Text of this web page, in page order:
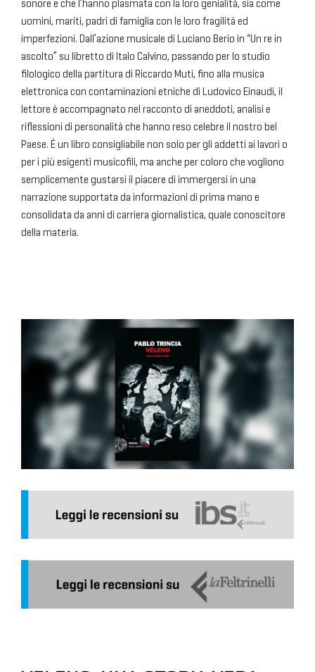
sonore e che l’hanno plasmata con la loro genialità, sia come
uomini, mariti, padri di famiglia con le loro fragilità ed
imperfezioni. Dall’azione musicale di Luciano Berio in “Un re in
ascolto” su libretto di Italo Calvino, passando per lo studio
filologico della partitura di Riccardo Muti, fino alla musica
elettronica con contaminazioni etniche di Ludovico Einaudi, il
lettore è accompagnato nel racconto di aneddoti, analisi e
riflessioni di personalità che hanno reso celebre il nostro bel
Paese. È un libro consigliabile non solo per gli addetti ai lavori o
per i più esigenti musicofili, ma anche per coloro che vogliono
semplicemente gustarsi il piacere di immergersi in una
narrazione supportata da informazioni di prima mano e
consolidata da anni di carriera giornalistica, quale conoscitore
della materia.